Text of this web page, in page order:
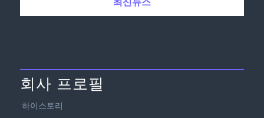
회사 프로필
하이스토리